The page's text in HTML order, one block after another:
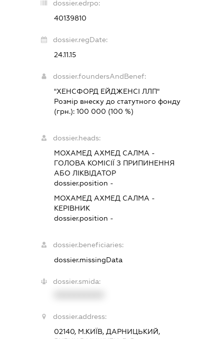
dossier.edrpo:
40139810
dossier.regDate:
24.11.15
dossier.foundersAndBenef:
"ХЕНСФОРД ЕЙДЖЕНСІ ЛЛП"
Розмір внеску до статутного фонду
(грн.): 100 000 (100 %)
dossier.heads:
МОХАМЕД АХМЕД САЛМА -
ГОЛОВА КОМІСІЇ З ПРИПИНЕННЯ
АБО ЛІКВІДАТОР
dossier.position -
МОХАМЕД АХМЕД САЛМА -
КЕРІВНИК
dossier.position -
dossier.beneficiaries:
dossier.missingData
dossier.smida:
dossier.address:
02140, М.КИЇВ, ДАРНИЦЬКИЙ,